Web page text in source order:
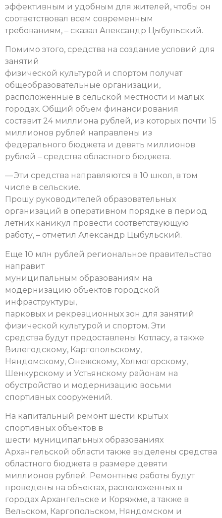
эффективным и удобным для жителей, чтобы он
соответствовал всем современным
требованиям, – сказал Александр Цыбульский.
Помимо этого, средства на создание условий для
занятий
физической культурой и спортом получат
общеобразовательные организации,
расположенные в сельской местности и малых
городах. Общий объем финансирования
составит 24 миллиона рублей, из которых почти 15
миллионов рублей направлены из
федерального бюджета и девять миллионов
рублей – средства областного бюджета.
— Эти средства направляются в 10 школ, в том
числе в сельские.
Прошу руководителей образовательных
организаций в оперативном порядке в период
летних каникул провести соответствующую
работу, – отметил Александр Цыбульский.
Еще 10 млн рублей региональное правительство
направит
муниципальным образованиям на
модернизацию объектов городской
инфраструктуры,
парковых и рекреационных зон для занятий
физической культурой и спортом. Эти
средства будут предоставлены Котласу, а также
Вилегодскому, Каргопольскому,
Няндомскому, Онежскому, Холмогорскому,
Шенкурскому и Устьянскому районам на
обустройство и модернизацию восьми
спортивных сооружений.
На капитальный ремонт шести крытых
спортивных объектов в
шести муниципальных образованиях
Архангельской области также выделены средства
областного бюджета в размере девяти
миллионов рублей. Ремонтные работы будут
проведены на объектах, расположенных в
городах Архангельске и Коряжме, а также в
Вельском, Каргопольском, Няндомском и